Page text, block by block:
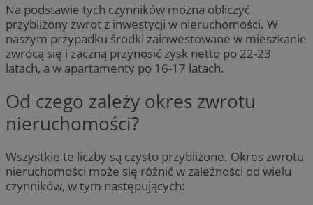
Na podstawie tych czynników można obliczyć
przybliżony zwrot z inwestycji w nieruchomości. W
naszym przypadku środki zainwestowane w mieszkanie
zwrócą się i zaczną przynosić zysk netto po 22-23
latach, a w apartamenty po 16-17 latach.
Od czego zależy okres zwrotu
nieruchomości?
Wszystkie te liczby są czysto przybliżone. Okres zwrotu
nieruchomości może się różnić w zależności od wielu
czynników, w tym następujących: